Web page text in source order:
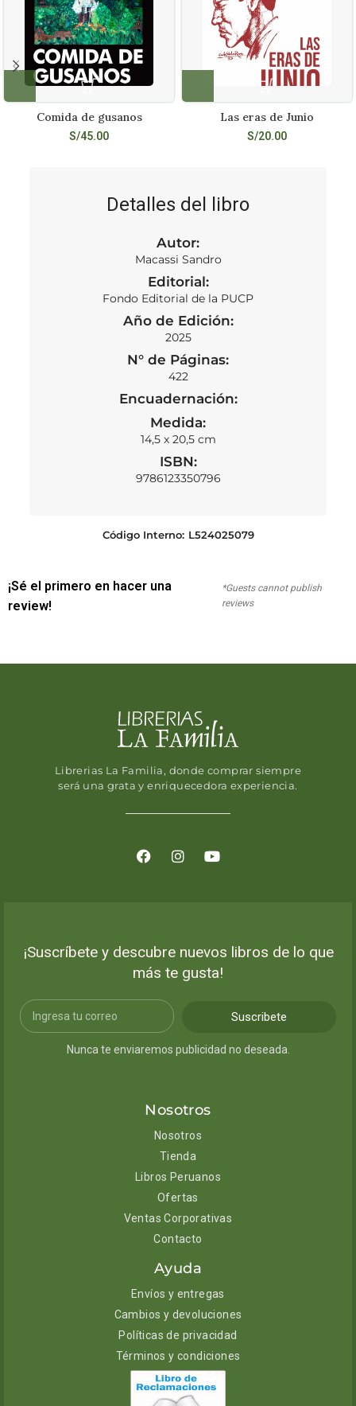
Comida de gusanos
S/45.00
Las eras de Junio
S/20.00
Detalles del libro
Autor:
Macassi Sandro
Editorial:
Fondo Editorial de la PUCP
Año de Edición:
2025
N° de Páginas:
422
Encuadernación:
Medida:
14,5 x 20,5 cm
ISBN:
9786123350796
Código Interno: L524025079
¡Sé el primero en hacer una
review!
*Guests cannot publish
reviews
Librerias La Familia, donde comprar siempre
será una grata y enriquecedora experiencia.
¡Suscríbete y descubre nuevos libros de lo que
más te gusta!
Suscribete
Nunca te enviaremos publicidad no deseada.
Nosotros
Nosotros
Tienda
Libros Peruanos
Ofertas
Ventas Corporativas
Contacto
Ayuda
Envíos y entregas
Cambios y devoluciones
Políticas de privacidad
Términos y condiciones